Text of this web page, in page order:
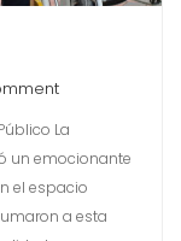
La
un emocionante
el espacio
a esta